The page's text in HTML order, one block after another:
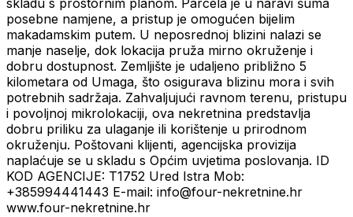
skladu s prostornim planom. Parcela je u naravi šuma
posebne namjene, a pristup je omogućen bijelim
makadamskim putem. U neposrednoj blizini nalazi se
manje naselje, dok lokacija pruža mirno okruženje i
dobru dostupnost. Zemljište je udaljeno približno 5
kilometara od Umaga, što osigurava blizinu mora i svih
potrebnih sadržaja. Zahvaljujući ravnom terenu, pristupu
i povoljnoj mikrolokaciji, ova nekretnina predstavlja
dobru priliku za ulaganje ili korištenje u prirodnom
okruženju. Poštovani klijenti, agencijska provizija
naplaćuje se u skladu s Općim uvjetima poslovanja. ID
KOD AGENCIJE: T1752 Ured Istra Mob:
+385994441443 E-mail: info@four-nekretnine.hr
www.four-nekretnine.hr